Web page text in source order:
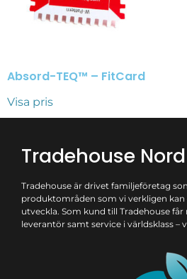
Absord-TEQ™ – FitCard
Visa pris
Tradehouse
Tradehouse är drivet familjeföretag
produktområden som vi verkligen
utveckla. Som kund till Tradehouse
leverantör samt service i världsklass –